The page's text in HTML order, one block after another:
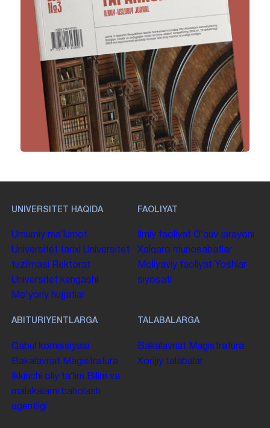
UNIVERSITET HAQIDA
Umumiy maʼlumot
Universitet tarixi Universitet
tuzilmasi
Rektorat
Universitet kengashi
Me'yoriy hujjatlar
FAOLIYAT
Ilmiy faoliyat Oʻquv jarayoni
Xalqaro munosabatlar
Moliyaviy faoliyat Yoshlar
siyosati
ABITURIYENTLARGA
Qabul komissiyasi
Bakalavriat Magistratura
Ikkinchi oliy taʼlim Bilim va
malakalarni baholash
agentligi
TALABALARGA
Bakalavriat Magistratura
Xorijiy talabalar